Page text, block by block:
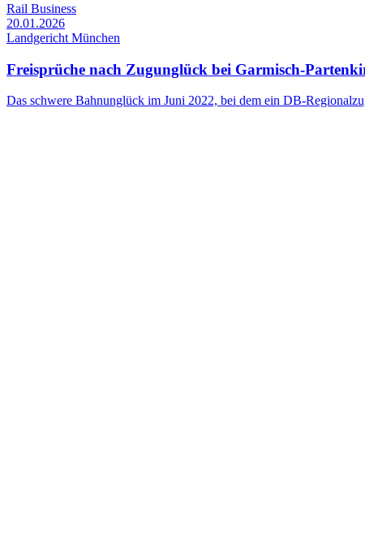
Rail Business
20.01.2026
Landgericht München
Freisprüche nach Zugunglück bei Garmisch-
Das schwere Bahnunglück im Juni 2022, bei dem ein DB-